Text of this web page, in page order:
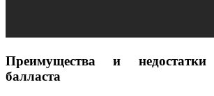
Преимущества и недостатки
балласта